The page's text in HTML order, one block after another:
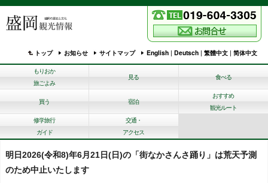
トップ お知らせ サイトマップ English | Deutsch | 繁體中文 | 简体中文
もりおか
旅ごよみ
見る 食べる
買う 宿泊
おすすめ
観光ルート
修学旅行
ガイド
交通・
アクセス
明日2026(令和8)年6月21日(日)の「街なかさんさ踊り」は荒天予測
のため中止いたします